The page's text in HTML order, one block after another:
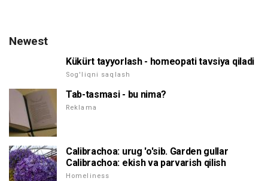
Newest
Kükürt tayyorlash - homeopati tavsiya qiladi
Sog'liqni saqlash
Tab-tasmasi - bu nima?
Reklama
Calibrachoa: urug 'o'sib. Garden gullar
Calibrachoa: ekish va parvarish qilish
Homeliness